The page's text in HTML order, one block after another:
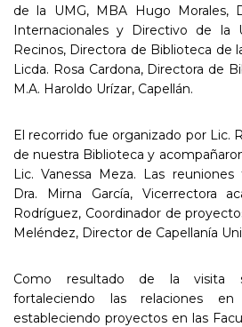
de la UMG, MBA Hugo Morales,
Internacionales y Directivo de la
Recinos, Directora de Biblioteca de
Licda. Rosa Cardona, Directora de
M.A. Haroldo Urízar, Capellán.
El recorrido fue organizado por Lic.
de nuestra Biblioteca y
Lic. Vanessa Meza. Las
Dra. Mirna García, Vicerrectora
Rodríguez, Coordinador de
Meléndez, Director de Capellanía
Como resultado de la visita
fortaleciendo las relaciones
estableciendo proyectos en las